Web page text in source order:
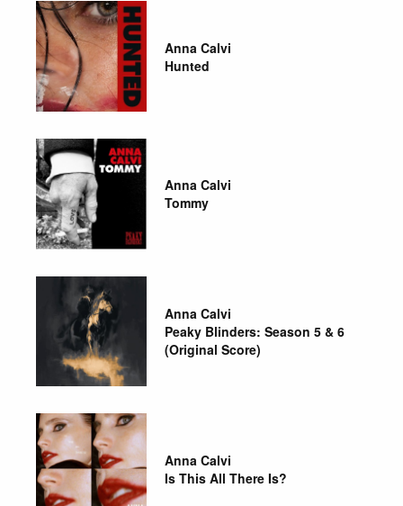
Anna Calvi
Hunted
Anna Calvi
Tommy
Anna Calvi
Peaky Blinders: Season 5 & 6
(Original Score)
Anna Calvi
Is This All There Is?